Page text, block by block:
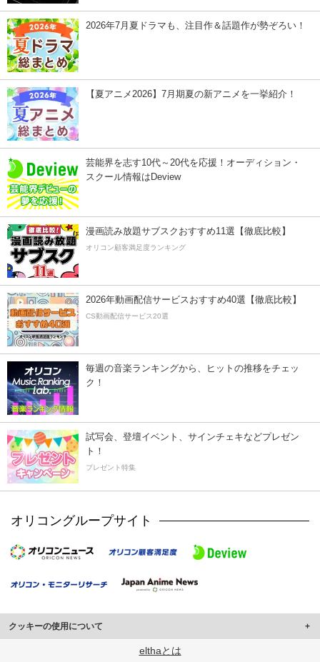
2026年7月夏ドラマも、注目作＆話題作が勢ぞろい！
【夏アニメ2026】7月期夏の新アニメを一挙紹介！
芸能界を志す10代～20代を応援！オーディション・
スクール情報はDeview
漫画読み放題サブスクおすすめ11選【徹底比較】
オリコン顧客満足度ランキング
2026年動画配信サービスおすすめ40選【徹底比較】
CS動画配信サービス20選
毎週の音楽ランキングから、ヒットの推移をチェッ
ク！
試写会、登壇イベント、サインチェキなどプレゼン
ト！
プレゼント特集
オリコングループサイト
クッキーの使用について
このサイトでは Cookie を使用して、ユーザーに合わせたコンテンツや広告の
elthaとは